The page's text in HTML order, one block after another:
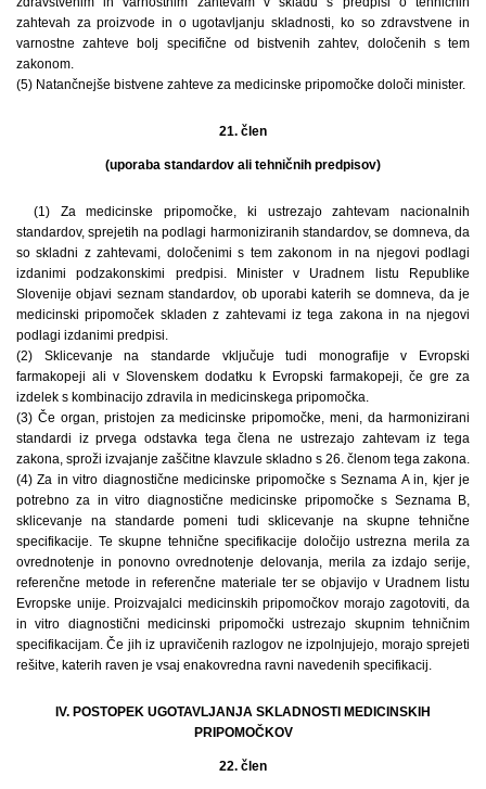
zahtevah za proizvode in o ugotavljanju skladnosti, ko so zdravstvene in
varnostne zahteve bolj specifične od bistvenih zahtev, določenih s tem
zakonom.
(5) Natančnejše bistvene zahteve za medicinske pripomočke določi minister.
21. člen
(uporaba standardov ali tehničnih predpisov)
(1) Za medicinske pripomočke, ki ustrezajo zahtevam nacionalnih
standardov, sprejetih na podlagi harmoniziranih standardov, se domneva, da
so skladni z zahtevami, določenimi s tem zakonom in na njegovi podlagi
izdanimi podzakonskimi predpisi. Minister v Uradnem listu Republike
Slovenije objavi seznam standardov, ob uporabi katerih se domneva, da je
medicinski pripomoček skladen z zahtevami iz tega zakona in na njegovi
podlagi izdanimi predpisi.
(2) Sklicevanje na standarde vključuje tudi monografije v Evropski
farmakopeji ali v Slovenskem dodatku k Evropski farmakopeji, če gre za
izdelek s kombinacijo zdravila in medicinskega pripomočka.
(3) Če organ, pristojen za medicinske pripomočke, meni, da harmonizirani
standardi iz prvega odstavka tega člena ne ustrezajo zahtevam iz tega
zakona, sproži izvajanje zaščitne klavzule skladno s 26. členom tega zakona.
(4) Za in vitro diagnostične medicinske pripomočke s Seznama A in, kjer je
potrebno za in vitro diagnostične medicinske pripomočke s Seznama B,
sklicevanje na standarde pomeni tudi sklicevanje na skupne tehnične
specifikacije. Te skupne tehnične specifikacije določijo ustrezna merila za
ovrednotenje in ponovno ovrednotenje delovanja, merila za izdajo serije,
referenčne metode in referenčne materiale ter se objavijo v Uradnem listu
Evropske unije. Proizvajalci medicinskih pripomočkov morajo zagotoviti, da
in vitro diagnostični medicinski pripomočki ustrezajo skupnim tehničnim
specifikacijam. Če jih iz upravičenih razlogov ne izpolnjujejo, morajo sprejeti
rešitve, katerih raven je vsaj enakovredna ravni navedenih specifikacij.
IV. POSTOPEK UGOTAVLJANJA SKLADNOSTI MEDICINSKIH
PRIPOMOČKOV
22. člen